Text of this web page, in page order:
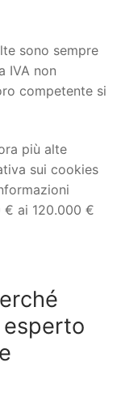
sono sempre
IVA non
competente si
più alte
sui cookies
€ ai 120.000 €